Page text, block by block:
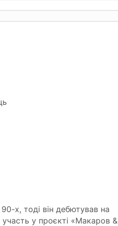
х, тоді він дебютував на
у проєкті «Макаров &